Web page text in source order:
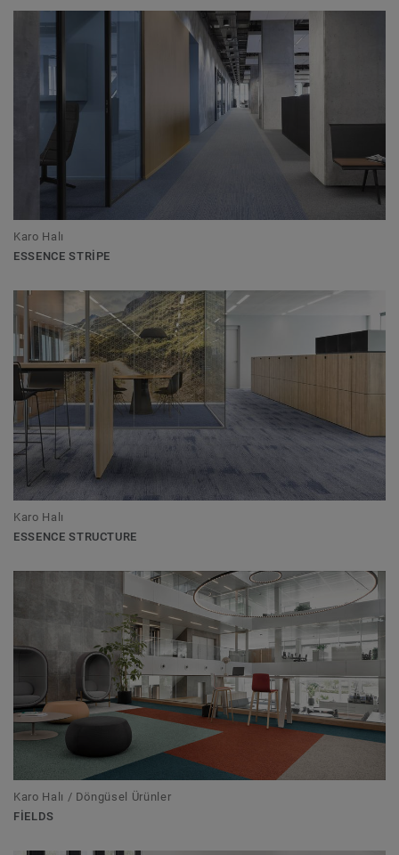
Karo Halı
ESSENCE STRIPE
Karo Halı
ESSENCE STRUCTURE
Karo Halı / Döngüsel Ürünler
FIELDS